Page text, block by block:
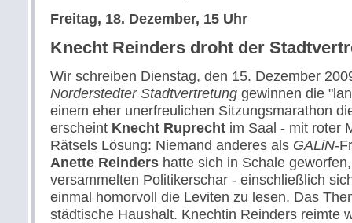
Freitag, 18. Dezember, 15 Uhr
Knecht Reinders droht der
Wir schreiben Dienstag, den 15. Dezember
Norderstedter Stadtvertretung gewinnen die
einem eher unerfreulichen Sitzungsmarathon
erscheint Knecht Ruprecht im Saal - mit roter
Rätsels Lösung: Niemand anderes als GALiN-
Anette Reinders hatte sich in Schale
versammelten Politikerschar - einschließlich
einmal homorvoll die Leviten zu lesen. Das
städtische Haushalt. Knechtin Reinders reimte